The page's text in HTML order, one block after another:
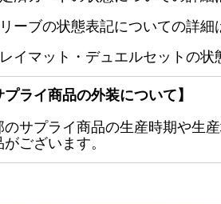
ーブの状態表記についての詳細
イマット・デュエルセットの状
プライ商品の外装について】
のサプライ商品の生産時期や生
ございます。